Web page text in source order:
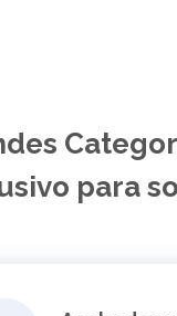
para